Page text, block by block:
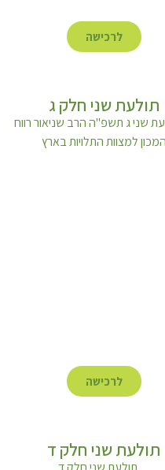
לרכישה
תולעת שני חלק ג
לרכישה
תולעת שני חלק ד